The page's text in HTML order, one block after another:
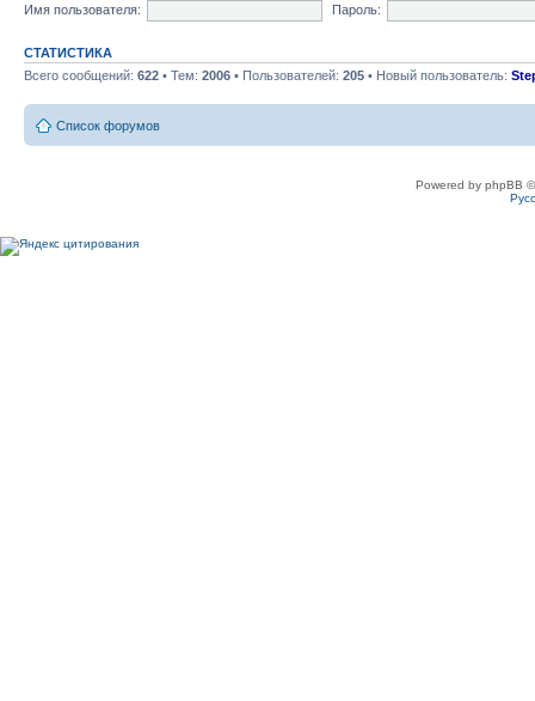
Имя пользователя:
Пароль:
СТАТИСТИКА
Всего сообщений: 622 • Тем: 2006 • Пользователей: 205 • Новый пользователь:
Список форумов
Powered by phpBB